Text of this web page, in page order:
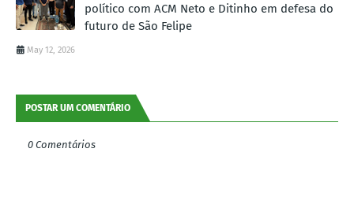
político com ACM Neto e Ditinho em defesa do
futuro de São Felipe
May 12, 2026
POSTAR UM COMENTÁRIO
0 Comentários